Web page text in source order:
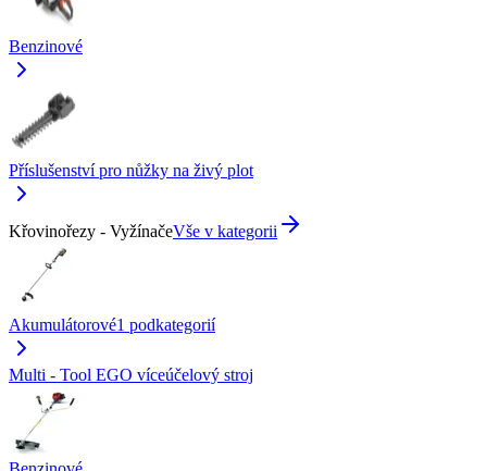
Benzinové
Příslušenství pro nůžky na živý plot
Křovinořezy - VyžínačeVše v kategorii
Akumulátorové1 podkategorií
Multi - Tool EGO víceúčelový stroj